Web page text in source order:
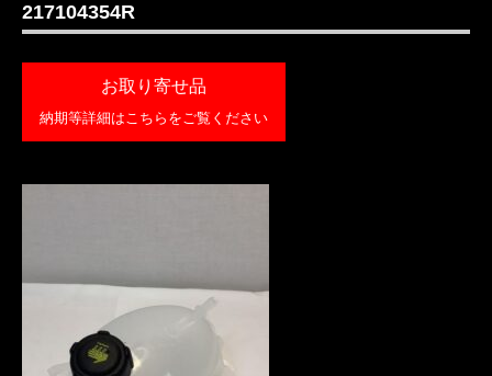
217104354R
お取り寄せ品
納期等詳細はこちらをご覧ください